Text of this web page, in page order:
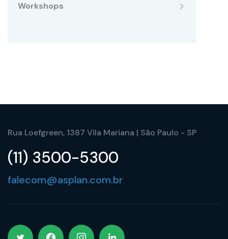
Workshops
Rua Loefgreen, 1387 Vila Mariana | São Paulo - SP
(11) 3500-5300
falecom@asplan.com.br